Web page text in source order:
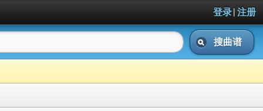
登录| 注册
搜曲谱